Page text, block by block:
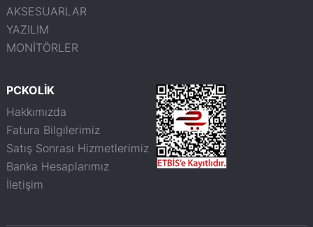
AKSESUARLAR
YAZILIM
MONİTÖRLER
PCKOLİK
Hakkımızda
Fatura Bilgilerimiz
Satış Sonrası Hizmetlerimiz
Banka Hesaplarımız
İletişim